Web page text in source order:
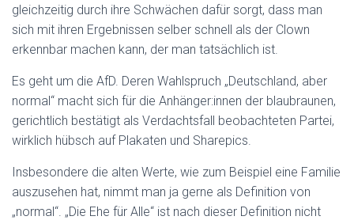
gleichzeitig durch ihre Schwächen dafür sorgt, dass man
sich mit ihren Ergebnissen selber schnell als der Clown
erkennbar machen kann, der man tatsächlich ist.
Es geht um die AfD. Deren Wahlspruch „Deutschland, aber
normal“ macht sich für die Anhänger:innen der blaubraunen,
gerichtlich bestätigt als Verdachtsfall beobachteten Partei,
wirklich hübsch auf Plakaten und Sharepics.
Insbesondere die alten Werte, wie zum Beispiel eine Familie
auszusehen hat, nimmt man ja gerne als Definition von
„normal“. „Die Ehe für Alle“ ist nach dieser Definition nicht